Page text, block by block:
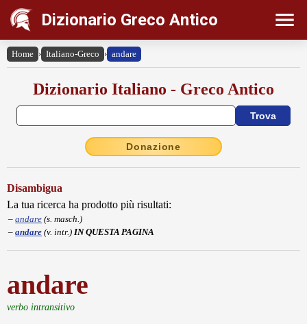
Dizionario Greco Antico
Home › Italiano-Greco › andare
Dizionario Italiano - Greco Antico
Donazione
Disambigua
La tua ricerca ha prodotto più risultati:
andare (s. masch.)
andare (v. intr.) IN QUESTA PAGINA
andare
verbo intransitivo